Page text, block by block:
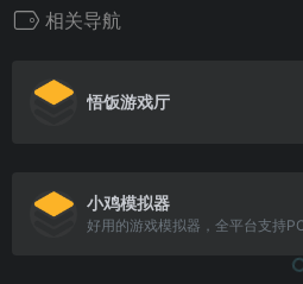
相关导航
悟饭游戏厅
小鸡模拟器
好用的游戏模拟器，全平台支持